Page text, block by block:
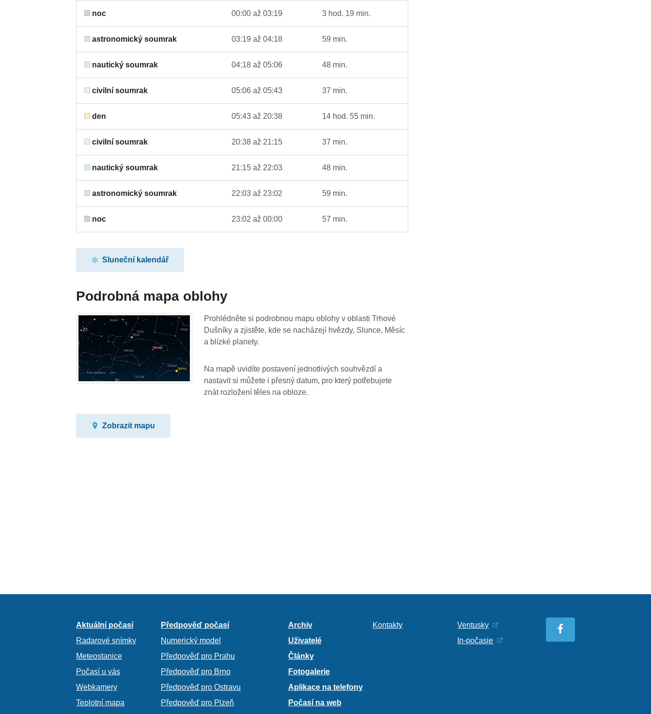
noc 00:00 až 03:19 3 hod. 19 min.
astronomický soumrak 03:19 až 04:18 59 min.
nautický soumrak 04:18 až 05:06 48 min.
civilní soumrak 05:06 až 05:43 37 min.
den 05:43 až 20:38 14 hod. 55 min.
civilní soumrak 20:38 až 21:15 37 min.
nautický soumrak 21:15 až 22:03 48 min.
astronomický soumrak 22:03 až 23:02 59 min.
noc 23:02 až 00:00 57 min.
Sluneční kalendář
Podrobná mapa oblohy
Prohlédněte si podrobnou mapu oblohy v oblasti Trhové
Dušníky a zjistěte, kde se nacházejí hvězdy, Slunce, Měsíc
a blízké planety.
Na mapě uvidíte postavení jednotlivých souhvězdí a
nastavit si můžete i přesný datum, pro který potřebujete
znát rozložení těles na obloze.
Zobrazit mapu
Aktuální počasí
Radarové snímky
Meteostanice
Počasí u vás
Webkamery
Teplotní mapa
Předpověď počasí
Numerický model
Předpověď pro Prahu
Předpověď pro Brno
Předpověď pro Ostravu
Předpověď pro Plzeň
Archiv
Uživatelé
Články
Fotogalerie
Aplikace na telefony
Počasí na web
Kontakty
Ventusky
In-počasie